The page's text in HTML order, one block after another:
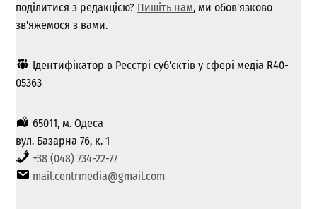
поділитися з редакцією? Пишіть нам, ми обов'язково
зв'яжемося з вами.
Ідентифікатор в Реєстрі суб'єктів у сфері медіа R40-
05363
65011, м. Одеса
вул. Базарна 76, к. 1
+38 (048) 734-22-77
mail.centrmedia@gmail.com